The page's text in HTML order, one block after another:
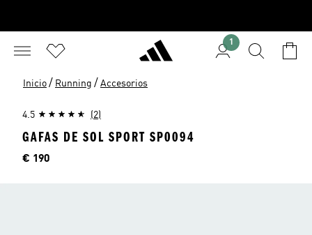
1
Inicio / Running / Accesorios
4.5 (2)
GAFAS DE SOL SPORT SP0094
Precio
€ 190